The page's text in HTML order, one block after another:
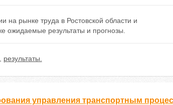
на рынке труда в Ростовской области и
ожидаемые результаты и прогнозы.
результаты.
управления транспортным